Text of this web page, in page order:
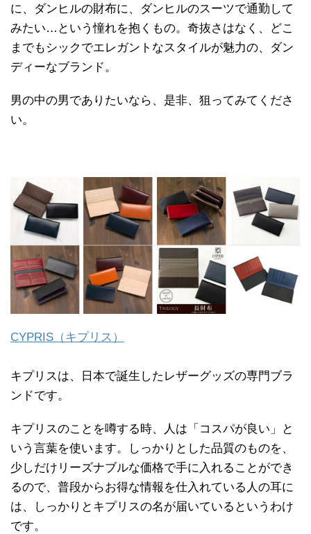
に、ダンヒルの財布に、ダンヒルのスーツで通勤して
みたい…という憧れを抱くもの。奇抜さはなく、どこ
までもシックでエレガントなスタイルが魅力の、ダン
ディーなブランド。
男の中の男でありたいなら、是非、狙ってみてくださ
い。
CYPRIS（キプリス）
キプリスは、日本で誕生したレザーグッズの専門ブラ
ンドです。
キプリスのことを噂する時、人は「コスパが良い」と
いう言葉を使います。しっかりとした品質のものを、
少しだけリーズナブルな価格で手に入れることができ
るので、普段からお得な情報を仕入れている人の耳に
は、しっかりとキプリスの名が届いているというわけ
です。